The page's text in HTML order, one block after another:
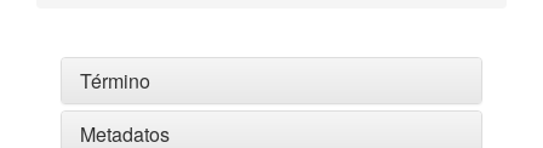
Término
Metadatos